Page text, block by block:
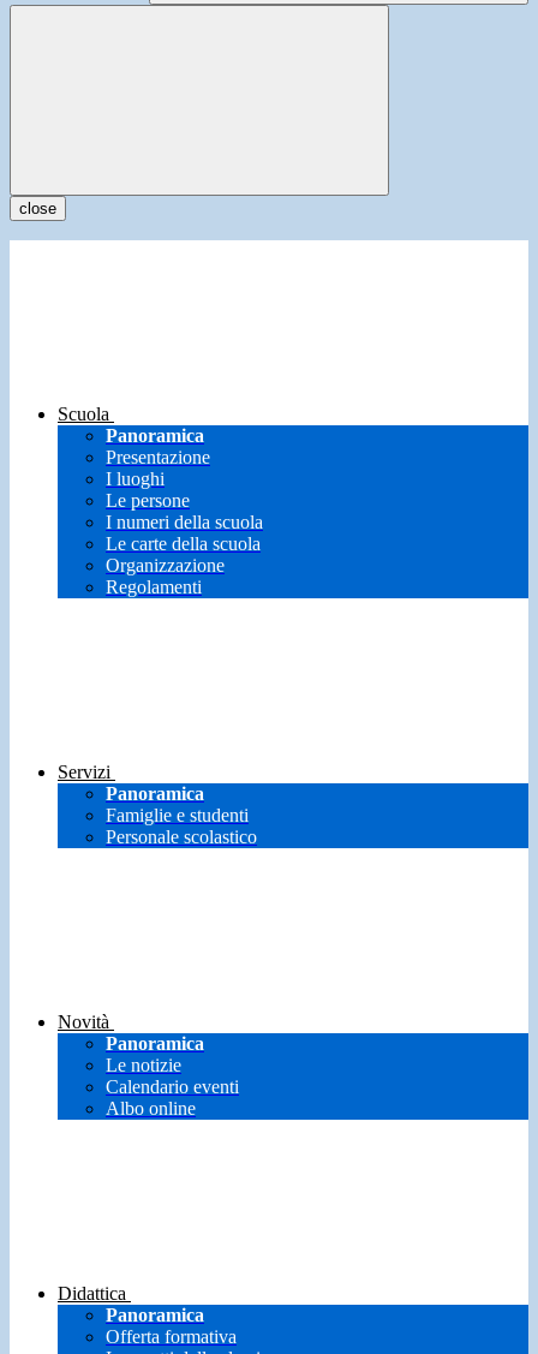
close
Scuola
Panoramica
Presentazione
I luoghi
Le persone
I numeri della scuola
Le carte della scuola
Organizzazione
Regolamenti
Servizi
Panoramica
Famiglie e studenti
Personale scolastico
Novità
Panoramica
Le notizie
Calendario eventi
Albo online
Didattica
Panoramica
Offerta formativa